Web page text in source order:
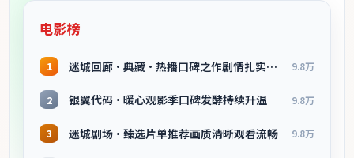
电影榜
1 迷城回廊·典藏·热播口碑之作剧情扎实演技在线 9.8万
2 银翼代码·暖心观影季口碑发酵持续升温 9.8万
3 迷城剧场·臻选片单推荐画质清晰观看流畅 9.8万